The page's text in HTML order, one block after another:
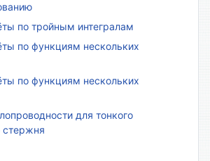
по тройным интегралам
по функциям нескольких
по функциям нескольких
для тонкого
стержня